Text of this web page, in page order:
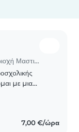
Babysitter στην περιοχή Μαστιχάρι
με μια
χρόνων! Θα
7,00 €/ώρα